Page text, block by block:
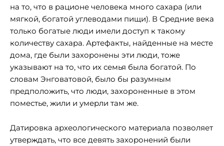
на то, что в рационе человека много сахара (или
мягкой, богатой углеводами пищи). В Средние века
только богатые люди имели доступ к такому
количеству сахара. Артефакты, найденные на месте
дома, где были захоронены эти люди, тоже
указывают на то, что их семья была богатой. По
словам Энговатовой, было бы разумным
предположить, что люди, захороненные в этом
поместье, жили и умерли там же.
Датировка археологического материала позволяет
утверждать, что все девять захоронений были